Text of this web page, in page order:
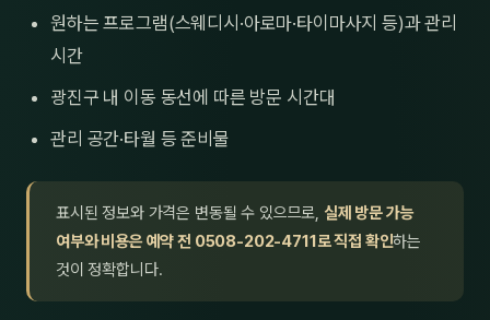
원하는 프로그램(스웨디시·아로마·타이마사지 등)과 관리
시간
광진구 내 이동 동선에 따른 방문 시간대
관리 공간·타월 등 준비물
표시된 정보와 가격은 변동될 수 있으므로, 실제 방문 가능
여부와 비용은 예약 전 0508-202-4711로 직접 확인하는
것이 정확합니다.